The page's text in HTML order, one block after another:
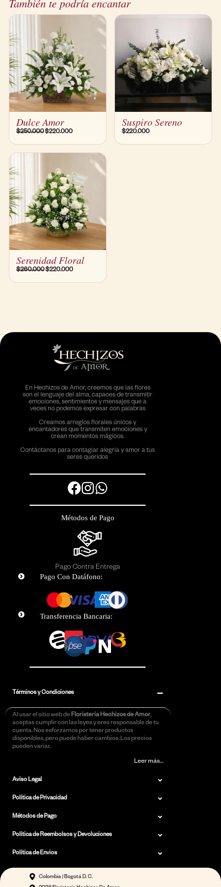
Dulce Amor
$250.000$220.000
Suspiro Sereno
$220.000
Serenidad Floral
$260.000$220.000
F
e
b
o
o
k
I
t
a
g
a
W
t
s
p
p
En Hechizos de Amor, creemos que las flores
son el lenguaje del alma, capaces de transmitir
emociones, sentimientos y mensajes que a
veces no podemos expresar con palabras
Creamos arreglos florales únicos y
encantadores que transmiten emociones y
crean momentos mágicos.
Contáctanos para contagiar alegría y amor a tus
seres queridos
Métodos de Pago
Pago Contra Entrega
Pago Con Datáfono:
Transferencia Bancaria:
Términos y Condiciones
Al usar el sitio web de Floristería Hechizos de Amor,
aceptas cumplir con las leyes y eres responsable de tu
cuenta. Nos esforzamos por tener productos
disponibles, pero puede haber cambios. Los precios
pueden variar.
Leer más…
Aviso Legal
Política de Privacidad
Métodos de Pago
Política de Reembolsos y Devoluciones
Política de Envios
Colombia | Bogotá D. C.